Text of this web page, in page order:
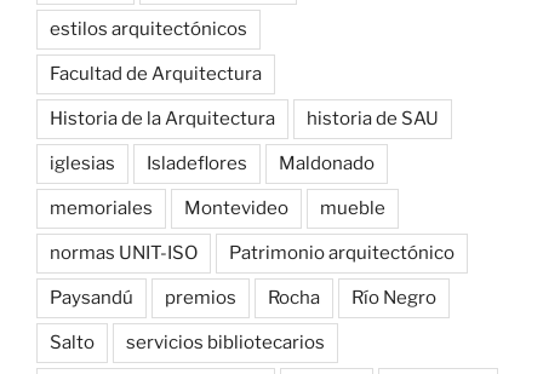
estilos arquitectónicos
Facultad de Arquitectura
Historia de la Arquitectura historia de SAU
iglesias Isladeflores Maldonado
memoriales Montevideo mueble
normas UNIT-ISO Patrimonio arquitectónico
Paysandú premios Rocha Río Negro
Salto servicios bibliotecarios